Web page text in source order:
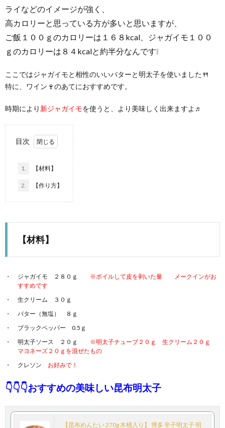
ライなどのイメージが強く、
高カロリーと思っている方が多いと思いますが、
ご飯１００ｇのカロリーは１６８kcal、ジャガイモ１００
ｇのカロリーは８４kcalと約半分なんです❕
ここではジャガイモと相性のいいバターと明太子を使いました🍴
特に、ワイン🍷のあてにおすすめです。
時期により 新ジャガイモを使うと、より美味しく出来ますよ♬
目次
1. 【材料】
2. 【作り方】
【材料】
ジャガイモ ２８０ｇ ※ボイルして皮を剥いた量 メークインがお
すすめです
生クリーム ３０ｇ
バター（無塩） ８ｇ
ブラックペッパー 0.5ｇ
明太子ソース ２０ｇ ※明太子チューブ２０ｇ 生クリーム２０ｇ
マヨネーズ２０ｇを混ぜたもの
クレソン お好みで！
👇👇👇おすすめの美味しい昆布明太子
【昆布めんたい 270g 木桶入り】 博多 辛子明太子 明